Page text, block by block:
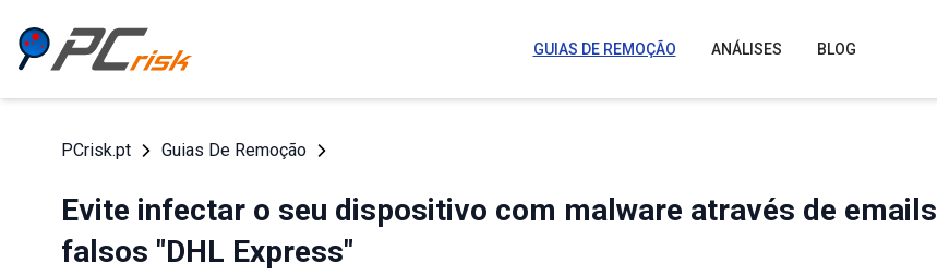
GUIAS DE REMOÇÃO ANÁLISES BLOG
PCrisk.pt Guias De Remoção
Evite infectar o seu dispositivo com malware através de emails
falsos "DHL Express"